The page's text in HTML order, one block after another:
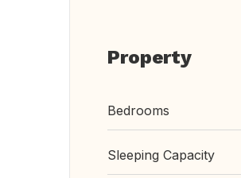
Property
Bedrooms
Sleeping Capacity